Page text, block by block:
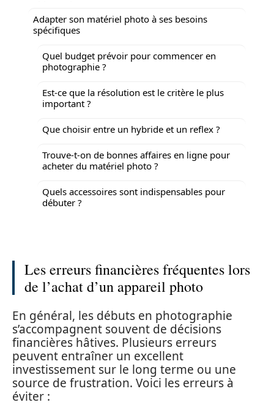
Adapter son matériel photo à ses besoins
spécifiques
Quel budget prévoir pour commencer en
photographie ?
Est-ce que la résolution est le critère le plus
important ?
Que choisir entre un hybride et un reflex ?
Trouve-t-on de bonnes affaires en ligne pour
acheter du matériel photo ?
Quels accessoires sont indispensables pour
débuter ?
Les erreurs financières fréquentes lors
de l’achat d’un appareil photo
En général, les débuts en photographie
s’accompagnent souvent de décisions
financières hâtives. Plusieurs erreurs
peuvent entraîner un excellent
investissement sur le long terme ou une
source de frustration. Voici les erreurs à
éviter :